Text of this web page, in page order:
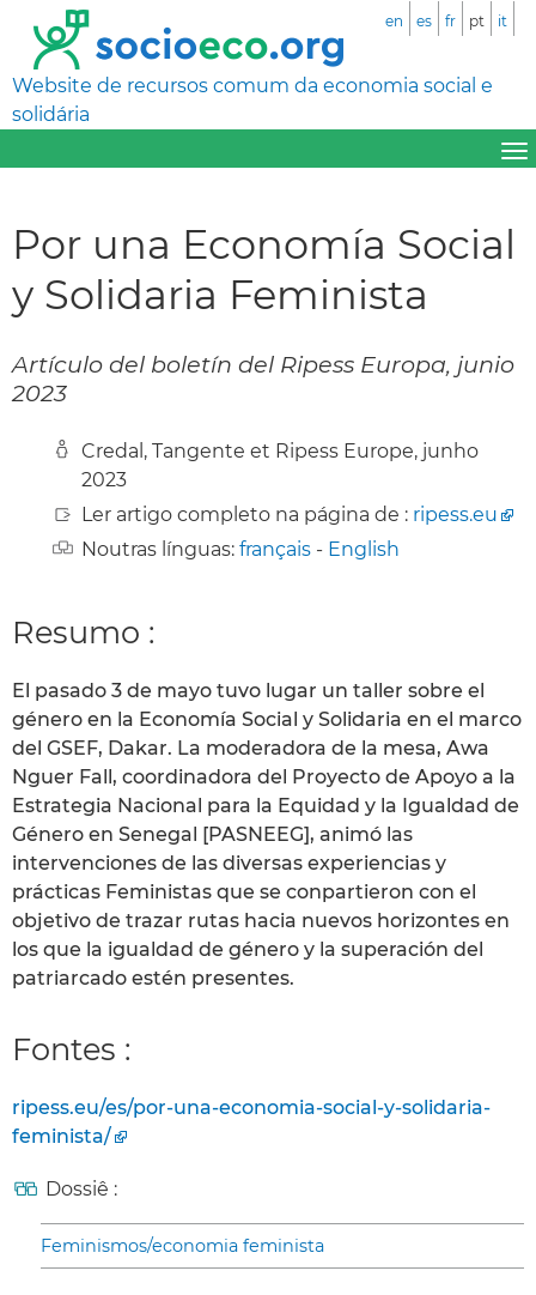
Website de recursos comum da economia social e
solidária
en es fr pt it
Por una Economía Social
y Solidaria Feminista
Artículo del boletín del Ripess Europa, junio
2023
Credal, Tangente et Ripess Europe, junho
2023
Ler artigo completo na página de : ripess.eu
Noutras línguas: français - English
Resumo :
El pasado 3 de mayo tuvo lugar un taller sobre el
género en la Economía Social y Solidaria en el marco
del GSEF, Dakar. La moderadora de la mesa, Awa
Nguer Fall, coordinadora del Proyecto de Apoyo a la
Estrategia Nacional para la Equidad y la Igualdad de
Género en Senegal [PASNEEG], animó las
intervenciones de las diversas experiencias y
prácticas Feministas que se conpartieron con el
objetivo de trazar rutas hacia nuevos horizontes en
los que la igualdad de género y la superación del
patriarcado estén presentes.
Fontes :
ripess.eu/es/por-una-economia-social-y-solidaria-
feminista/
Dossiê :
Feminismos/economia feminista